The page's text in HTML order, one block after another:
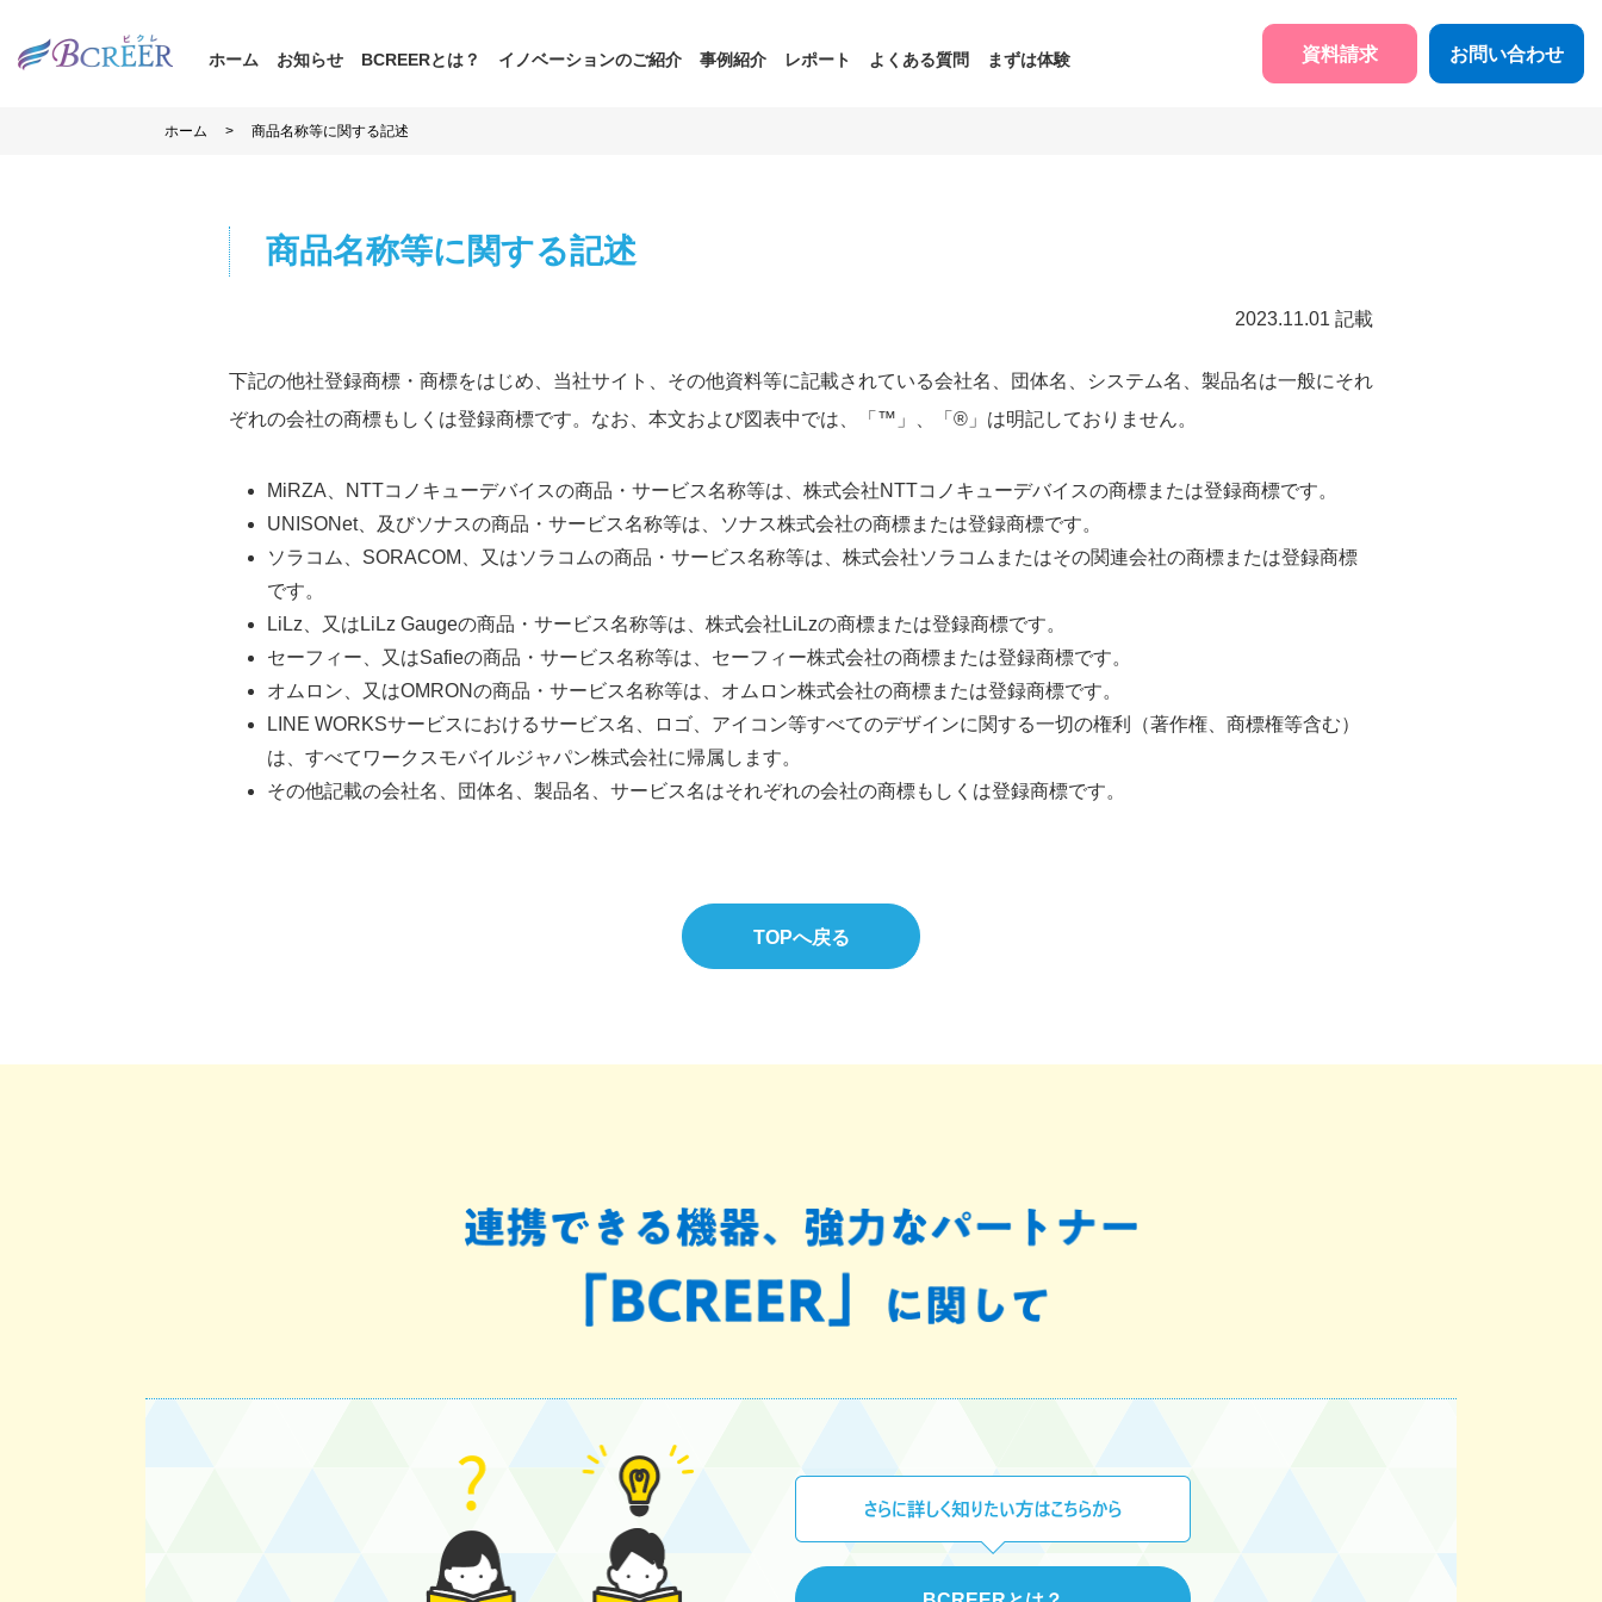
ホーム お知らせ BCREERとは？ イノベーションのご紹介 事例紹介 レポート よくある質問 まずは体験 資料請求 お問い合わせ
ホーム > 商品名称等に関する記述
商品名称等に関する記述
2023.11.01 記載
下記の他社登録商標・商標をはじめ、当社サイト、その他資料等に記載されている会社名、団体名、システム名、製品名は一般にそれ
ぞれの会社の商標もしくは登録商標です。なお、本文および図表中では、「™」、「®」は明記しておりません。
MiRZA、NTTコノキューデバイスの商品・サービス名称等は、株式会社NTTコノキューデバイスの商標または登録商標です。
UNISONet、及びソナスの商品・サービス名称等は、ソナス株式会社の商標または登録商標です。
ソラコム、SORACOM、又はソラコムの商品・サービス名称等は、株式会社ソラコムまたはその関連会社の商標または登録商標
です。
LiLz、又はLiLz Gaugeの商品・サービス名称等は、株式会社LiLzの商標または登録商標です。
セーフィー、又はSafieの商品・サービス名称等は、セーフィー株式会社の商標または登録商標です。
オムロン、又はOMRONの商品・サービス名称等は、オムロン株式会社の商標または登録商標です。
LINE WORKSサービスにおけるサービス名、ロゴ、アイコン等すべてのデザインに関する一切の権利（著作権、商標権等含む）
は、すべてワークスモバイルジャパン株式会社に帰属します。
その他記載の会社名、団体名、製品名、サービス名はそれぞれの会社の商標もしくは登録商標です。
TOPへ戻る